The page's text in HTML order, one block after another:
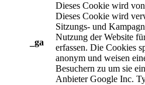
_ga
Dieses Cookie wird
Dieses Cookie wird
Sitzungs- und
Nutzung der Website
erfassen. Die Cookies
anonym und weisen
Besuchern zu um sie
Anbieter Google Inc.